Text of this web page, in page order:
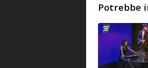
Potrebbe